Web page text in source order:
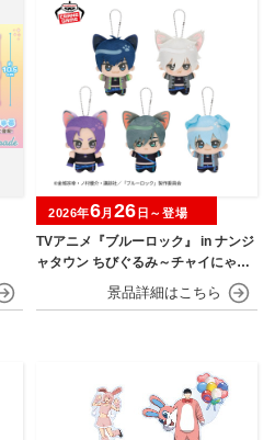
TVアニメ『ブルーロック』 in ナンジ
ャタウン ちびぐるみ～チャイにゃFe
2026年6月 26 日～登場